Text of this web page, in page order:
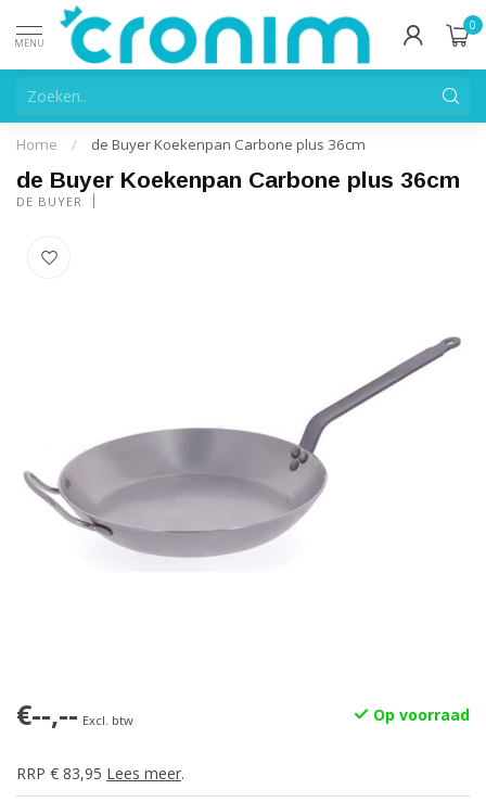
MENU
0
Home / de Buyer Koekenpan Carbone plus 36cm
de Buyer Koekenpan Carbone plus 36cm
DE BUYER
€--,-- Excl. btw Op voorraad
RRP € 83,95 Lees meer.